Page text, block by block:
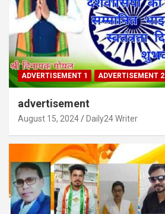
ADVERTISEMENT 1 ADVERTISEMENT 2
advertisement
August 15, 2024 Daily24 Writer